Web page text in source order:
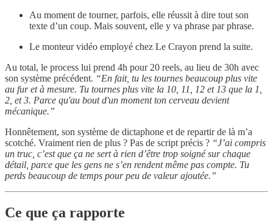
Au moment de tourner, parfois, elle réussit à dire tout son
texte d’un coup. Mais souvent, elle y va phrase par phrase.
Le monteur vidéo employé chez Le Crayon prend la suite.
Au total, le process lui prend 4h pour 20 reels, au lieu de 30h avec
son système précédent. “En fait, tu les tournes beaucoup plus vite
au fur et à mesure. Tu tournes plus vite la 10, 11, 12 et 13 que la 1,
2, et 3. Parce qu'au bout d'un moment ton cerveau devient
mécanique.”
Honnêtement, son système de dictaphone et de repartir de là m’a
scotché. Vraiment rien de plus ? Pas de script précis ? “J’ai compris
un truc, c’est que ça ne sert à rien d’être trop soigné sur chaque
détail, parce que les gens ne s’en rendent même pas compte. Tu
perds beaucoup de temps pour peu de valeur ajoutée.”
Ce que ça rapporte